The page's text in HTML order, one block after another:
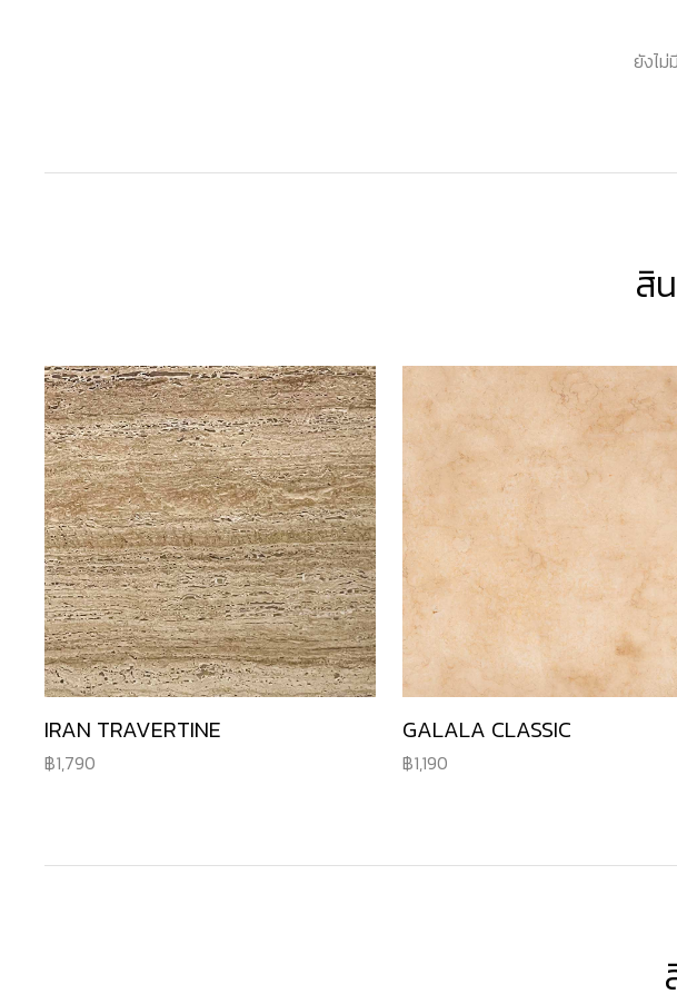
ยังไม่
สิ
IRAN TRAVERTINE
1,790
GALALA CLASSIC
1,190